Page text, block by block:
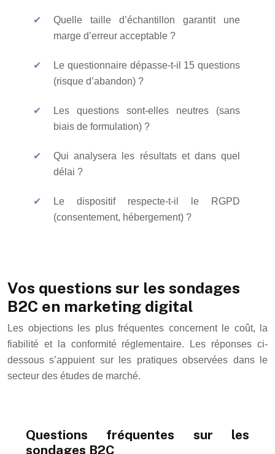
Quelle taille d’échantillon garantit une
marge d’erreur acceptable ?
Le questionnaire dépasse-t-il 15 questions
(risque d’abandon) ?
Les questions sont-elles neutres (sans
biais de formulation) ?
Qui analysera les résultats et dans quel
délai ?
Le dispositif respecte-t-il le RGPD
(consentement, hébergement) ?
Vos questions sur les sondages
B2C en marketing digital
Les objections les plus fréquentes concernent le coût, la
fiabilité et la conformité réglementaire. Les réponses ci-
dessous s’appuient sur les pratiques observées dans le
secteur des études de marché.
Questions fréquentes sur les
sondages B2C